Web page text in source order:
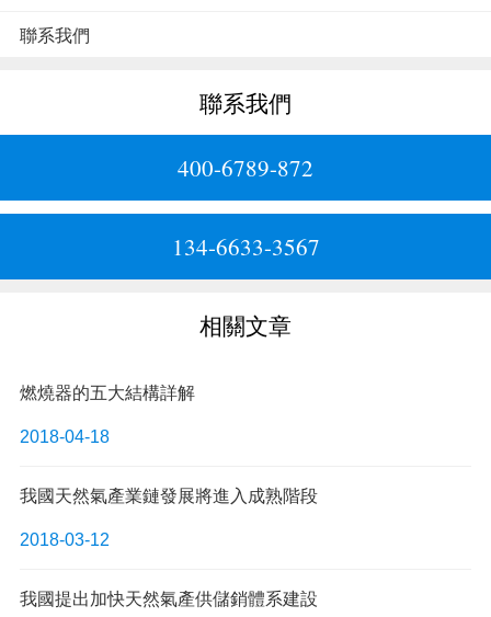
聯系我們
聯系我們
400-6789-872
134-6633-3567
相關文章
燃燒器的五大結構詳解
2018-04-18
我國天然氣產業鏈發展將進入成熟階段
2018-03-12
我國提出加快天然氣產供儲銷體系建設